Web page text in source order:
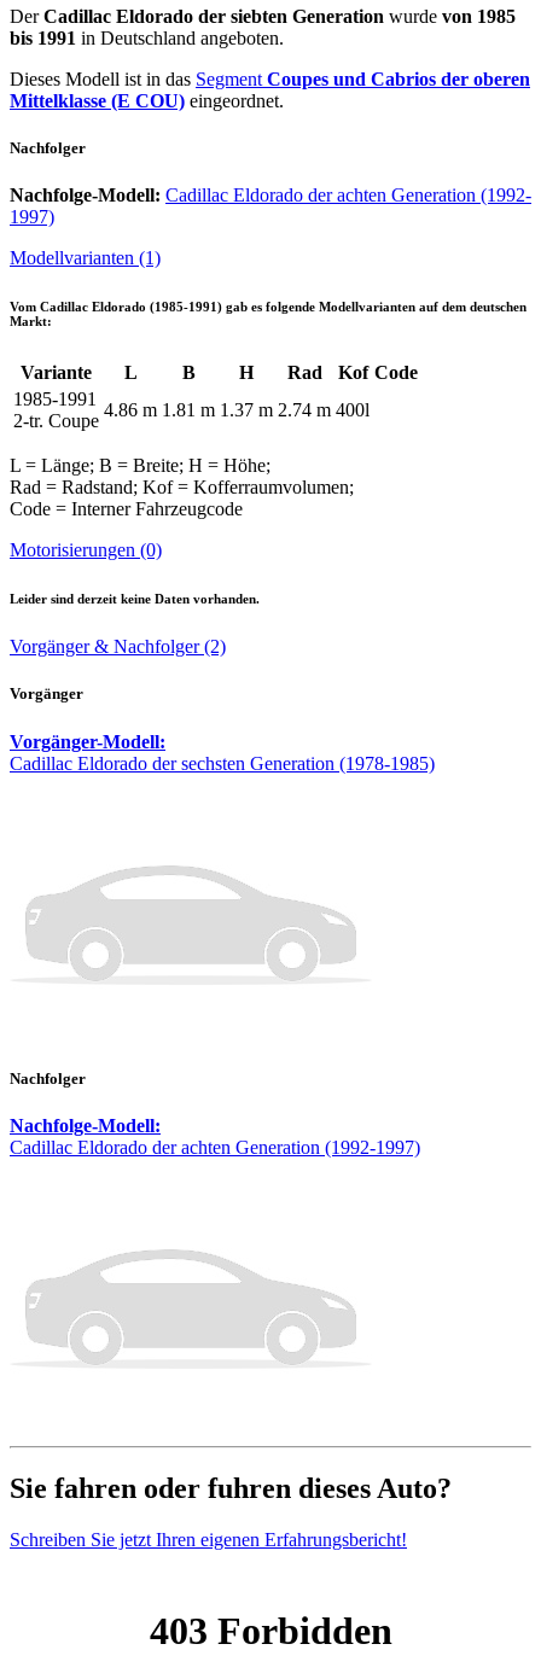
DerCadillac Eldorado der siebten Generation wurde von 1985
bis 1991 in Deutschland angeboten.
Dieses Modell ist in das Segment Coupes und Cabrios der oberen
Mittelklasse (E COU) eingeordnet.
Nachfolger
Nachfolge-Modell: Cadillac Eldorado der achten Generation (1992-
1997)
Modellvarianten (1)
Vom Cadillac Eldorado (1985-1991) gab es folgende Modellvarianten auf dem deutschen
Markt:
Variante L B H Rad Kof Code
1985-1991
2-tr. Coupe
4.86 m 1.81 m 1.37 m 2.74 m 400l
L = Länge; B = Breite; H = Höhe;
Rad = Radstand; Kof = Kofferraumvolumen;
Code = Interner Fahrzeugcode
Motorisierungen (0)
Leider sind derzeit keine Daten vorhanden.
Vorgänger & Nachfolger (2)
Vorgänger
Vorgänger-Modell:
Cadillac Eldorado der sechsten Generation (1978-1985)
Nachfolger
Nachfolge-Modell:
Cadillac Eldorado der achten Generation (1992-1997)
Sie fahren oder fuhren dieses Auto?
Schreiben Sie jetzt Ihren eigenen Erfahrungsbericht!